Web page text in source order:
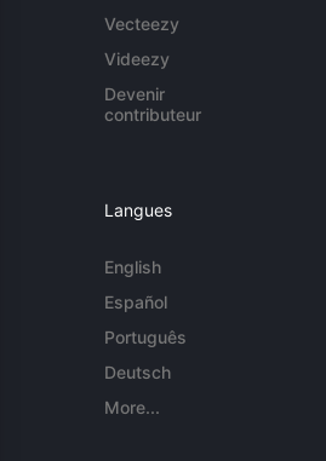
Vecteezy
Videezy
Devenir
contributeur
Langues
English
Español
Português
Deutsch
More...